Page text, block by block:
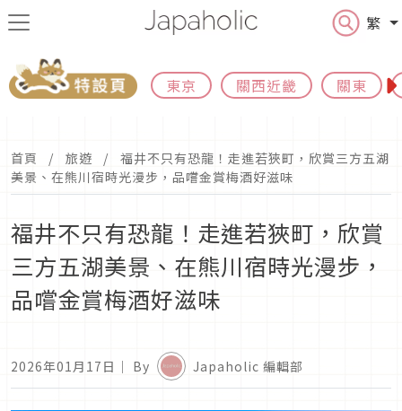
繁
東京 關西近畿 關東
首頁 旅遊
福井不只有恐龍！走進若狹町，欣賞三方五湖
美景、在熊川宿時光漫步，品嚐金賞梅酒好滋味
福井不只有恐龍！走進若狹町，欣賞
三方五湖美景、在熊川宿時光漫步，
品嚐金賞梅酒好滋味
2026年01月17日 ｜ By Japaholic 編輯部